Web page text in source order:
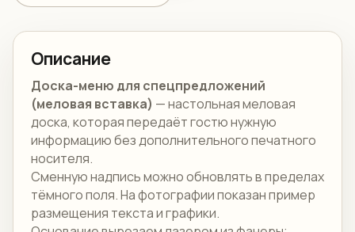
Описание
Доска-меню для спецпредложений
(меловая вставка) — настольная меловая
доска, которая передаёт гостю нужную
информацию без дополнительного печатного
носителя.
Сменную надпись можно обновлять в пределах
тёмного поля. На фотографии показан пример
размещения текста и графики.